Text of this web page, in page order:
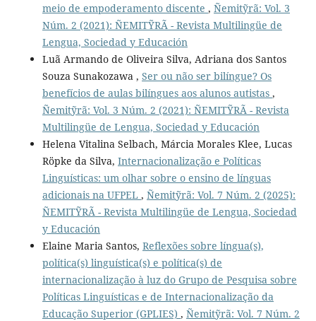
meio de empoderamento discente , Ñemitỹrã: Vol. 3
Núm. 2 (2021): ÑEMITỸRÃ - Revista Multilingüe de
Lengua, Sociedad y Educación
Luã Armando de Oliveira Silva, Adriana dos Santos
Souza Sunakozawa , Ser ou não ser bilíngue? Os
benefícios de aulas bilíngues aos alunos autistas ,
Ñemitỹrã: Vol. 3 Núm. 2 (2021): ÑEMITỸRÃ - Revista
Multilingüe de Lengua, Sociedad y Educación
Helena Vitalina Selbach, Márcia Morales Klee, Lucas
Röpke da Silva, Internacionalização e Políticas
Linguísticas: um olhar sobre o ensino de línguas
adicionais na UFPEL , Ñemitỹrã: Vol. 7 Núm. 2 (2025):
ÑEMITỸRÃ - Revista Multilingüe de Lengua, Sociedad
y Educación
Elaine Maria Santos, Reflexões sobre língua(s),
política(s) linguística(s) e política(s) de
internacionalização à luz do Grupo de Pesquisa sobre
Políticas Linguísticas e de Internacionalização da
Educação Superior (GPLIES) , Ñemitỹrã: Vol. 7 Núm. 2